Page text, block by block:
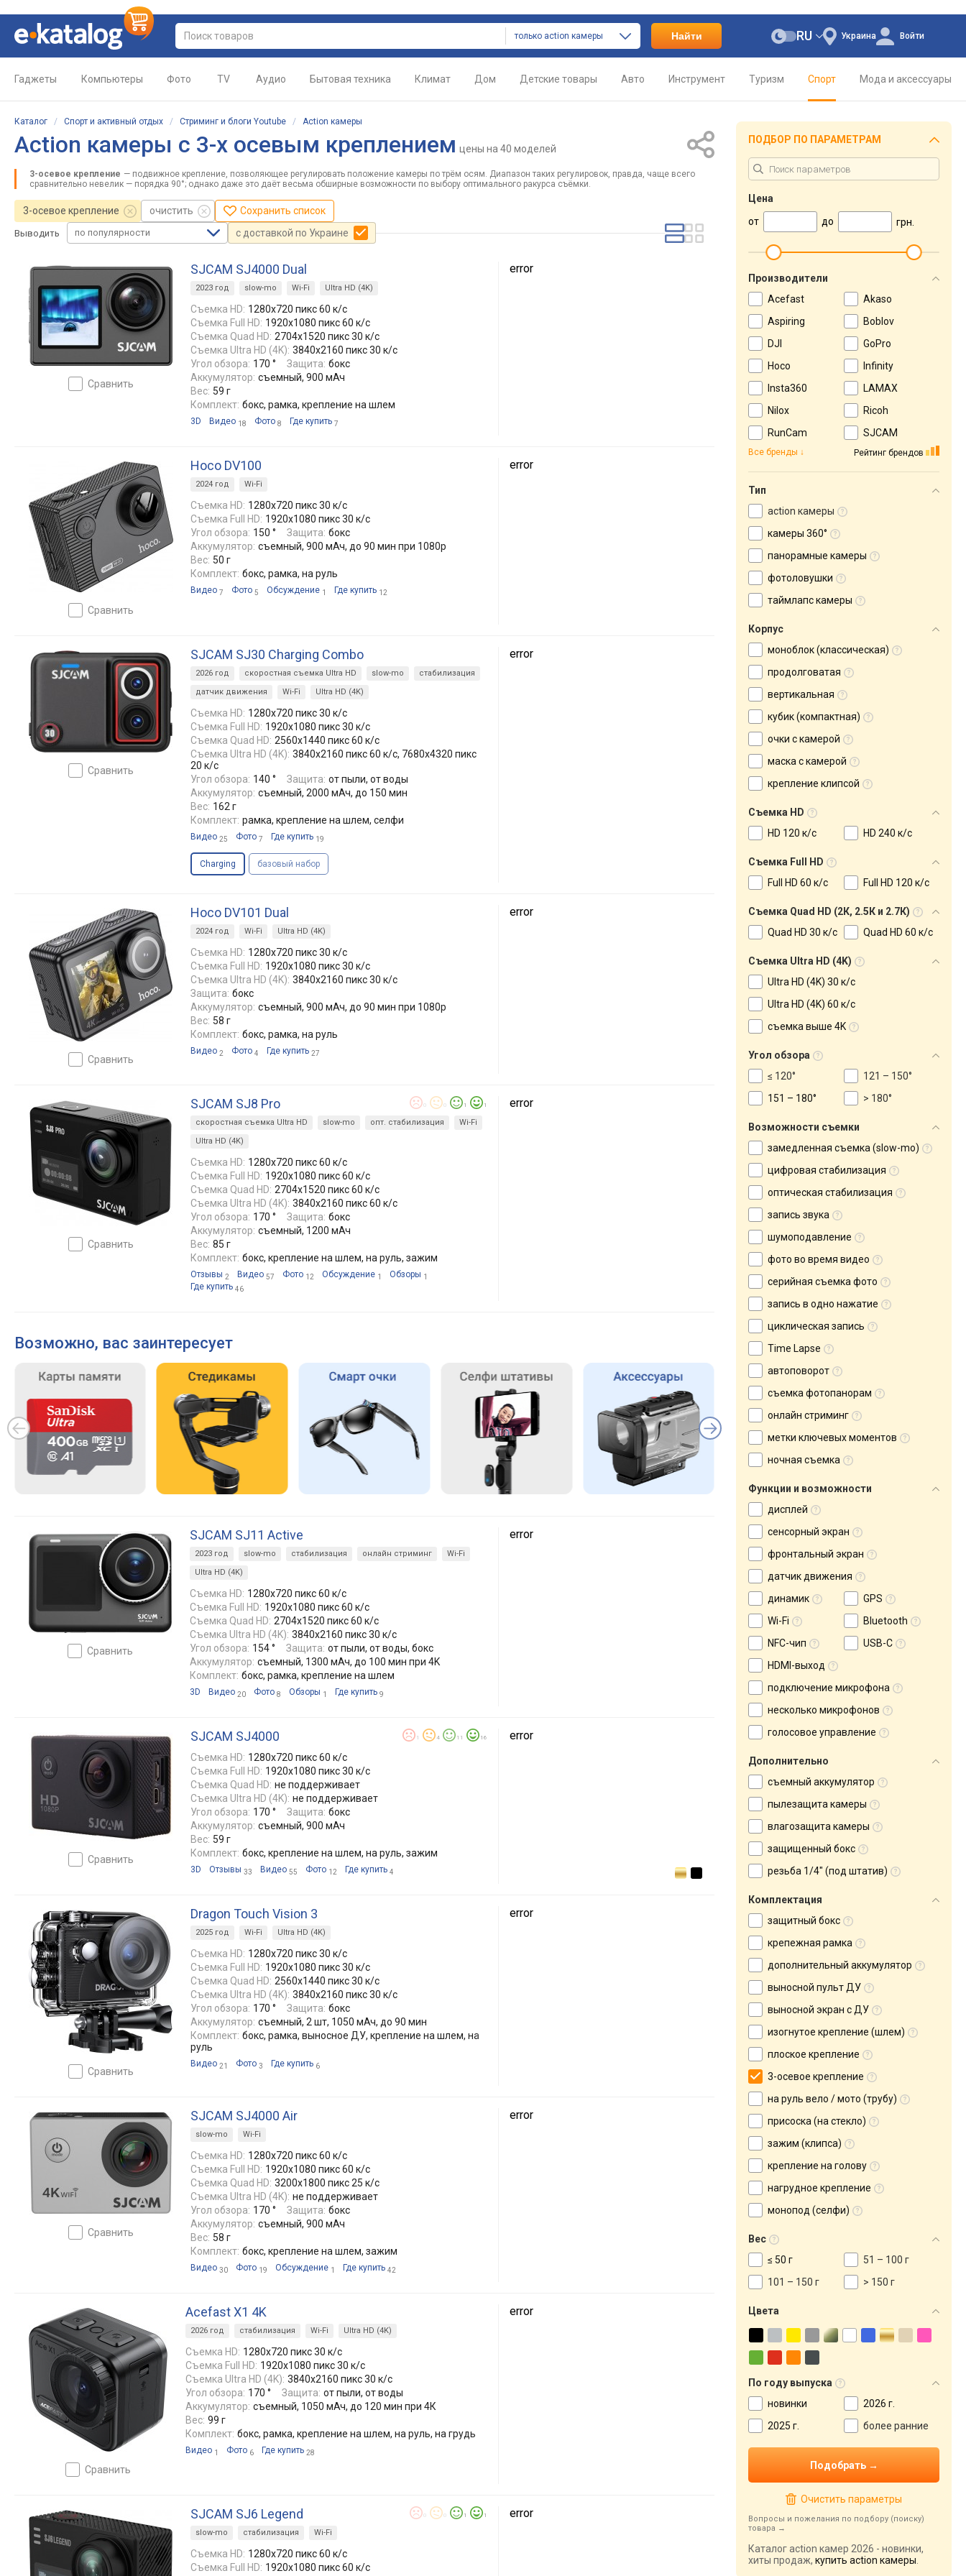
только action камеры Найти Украина
RU Войти
Гаджеты Компьютеры Фото TV Аудио Бытовая техника Климат Дом Детские товары Авто Инструмент Туризм Спорт Мода и аксессуары
Каталог / Спорт и активный отдых / Стриминг и блоги Youtube / Action камеры
Action камеры с 3-х осевым креплением цены на 40 моделей
3-осевое крепление — подвижное крепление, позволяющее регулировать положение камеры по трём осям. Диапазон таких регулировок, правда, чаще всего
сравнительно невелик — порядка 90°; однако даже это даёт весьма обширные возможности по выбору оптимального ракурса съёмки.
3-осевое крепление очистить Сохранить список
Выводить по популярности с доставкой по Украине
сравнить
SJCAM SJ4000 Dual
2023 год slow-mo Wi-Fi Ultra HD (4K)
Съемка HD: 1280x720 пикс 60 к/с
Съемка Full HD: 1920x1080 пикс 60 к/с
Съемка Quad HD: 2704x1520 пикс 30 к/с
Съемка Ultra HD (4K): 3840x2160 пикс 30 к/с
Угол обзора: 170 ° Защита: бокс
Аккумулятор: съемный, 900 мАч
Вес: 59 г
Комплект: бокс, рамка, крепление на шлем
3D Видео 18 Фото 8 Где купить 7
error
сравнить
Hoco DV100
2024 год Wi-Fi
Съемка HD: 1280x720 пикс 30 к/с
Съемка Full HD: 1920x1080 пикс 30 к/с
Угол обзора: 150 ° Защита: бокс
Аккумулятор: съемный, 900 мАч, до 90 мин при 1080р
Вес: 50 г
Комплект: бокс, рамка, на руль
Видео 7 Фото 5 Обсуждение 1 Где купить 12
error
сравнить
SJCAM SJ30 Charging Combo
2026 год скоростная съемка Ultra HD slow-mo
стабилизация
датчик движения
Wi-Fi Ultra HD (4K)
Съемка HD: 1280x720 пикс 30 к/с
Съемка Full HD: 1920x1080 пикс 30 к/с
Съемка Quad HD: 2560x1440 пикс 60 к/с
Съемка Ultra HD (4K): 3840x2160 пикс 60 к/с, 7680x4320 пикс
20 к/с
Угол обзора: 140 ° Защита: от пыли, от воды
Аккумулятор: съемный, 2000 мАч, до 150 мин
Вес: 162 г
Комплект: рамка, крепление на шлем, селфи
Видео 25 Фото 7 Где купить 19
Charging базовый набор
error
сравнить
Hoco DV101 Dual
2024 год Wi-Fi Ultra HD (4K)
Съемка HD: 1280x720 пикс 30 к/с
Съемка Full HD: 1920x1080 пикс 30 к/с
Съемка Ultra HD (4K): 3840x2160 пикс 30 к/с
Защита: бокс
Аккумулятор: съемный, 900 мАч, до 90 мин при 1080р
Вес: 58 г
Комплект: бокс, рамка, на руль
Видео 2 Фото 4 Где купить 27
error
сравнить
SJCAM SJ8 Pro 1 1
скоростная съемка Ultra HD slow-mo опт. стабилизация
Wi-Fi
Ultra HD (4K)
Съемка HD: 1280x720 пикс 60 к/с
Съемка Full HD: 1920x1080 пикс 60 к/с
Съемка Quad HD: 2704x1520 пикс 60 к/с
Съемка Ultra HD (4K): 3840x2160 пикс 60 к/с
Угол обзора: 170 ° Защита: бокс
Аккумулятор: съемный, 1200 мАч
Вес: 85 г
Комплект: бокс, крепление на шлем, на руль, зажим
Отзывы 2 Видео 57 Фото 12 Обсуждение 1 Обзоры 1
Где купить 46
error
Возможно, вас заинтересует
сравнить
SJCAM SJ11 Active
2023 год slow-mo стабилизация онлайн стриминг
Wi-Fi
Ultra HD (4K)
Съемка HD: 1280x720 пикс 60 к/с
Съемка Full HD: 1920x1080 пикс 60 к/с
Съемка Quad HD: 2704x1520 пикс 60 к/с
Съемка Ultra HD (4K): 3840x2160 пикс 30 к/с
Угол обзора: 154 ° Защита: от пыли, от воды, бокс
Аккумулятор: съемный, 1300 мАч, до 100 мин при 4K
Комплект: бокс, рамка, крепление на шлем
3D Видео 20 Фото 8 Обзоры 1 Где купить 9
error
сравнить
SJCAM SJ4000 1 4 11 16
Съемка HD: 1280x720 пикс 60 к/с
Съемка Full HD: 1920x1080 пикс 30 к/с
Съемка Quad HD: не поддерживает
Съемка Ultra HD (4K): не поддерживает
Угол обзора: 170 ° Защита: бокс
Аккумулятор: съемный, 900 мАч
Вес: 59 г
Комплект: бокс, крепление на шлем, на руль, зажим
3D Отзывы 33 Видео 55 Фото 12 Где купить 4
error
сравнить
Dragon Touch Vision 3
2025 год Wi-Fi Ultra HD (4K)
Съемка HD: 1280x720 пикс 30 к/с
Съемка Full HD: 1920x1080 пикс 30 к/с
Съемка Quad HD: 2560x1440 пикс 30 к/с
Съемка Ultra HD (4K): 3840x2160 пикс 30 к/с
Угол обзора: 170 ° Защита: бокс
Аккумулятор: съемный, 2 шт, 1050 мАч, до 90 мин
Комплект: бокс, рамка, выносное ДУ, крепление на шлем, на
руль
Видео 21 Фото 3 Где купить 6
error
сравнить
SJCAM SJ4000 Air
slow-mo Wi-Fi
Съемка HD: 1280x720 пикс 60 к/с
Съемка Full HD: 1920x1080 пикс 60 к/с
Съемка Quad HD: 3200x1800 пикс 25 к/с
Съемка Ultra HD (4K): не поддерживает
Угол обзора: 170 ° Защита: бокс
Аккумулятор: съемный, 900 мАч
Вес: 58 г
Комплект: бокс, крепление на шлем, зажим
Видео 30 Фото 19 Обсуждение 1 Где купить 42
error
сравнить
Acefast X1 4K
2026 год стабилизация Wi-Fi Ultra HD (4K)
Съемка HD: 1280x720 пикс 30 к/с
Съемка Full HD: 1920x1080 пикс 30 к/с
Съемка Ultra HD (4K): 3840x2160 пикс 30 к/с
Угол обзора: 170 ° Защита: от пыли, от воды
Аккумулятор: съемный, 1050 мАч, до 120 мин при 4К
Вес: 99 г
Комплект: бокс, рамка, крепление на шлем, на руль, на грудь
Видео 1 Фото 6 Где купить 28
error
SJCAM SJ6 Legend 1 1
slow-mo стабилизация Wi-Fi
Съемка HD: 1280x720 пикс 60 к/с
Съемка Full HD: 1920x1080 пикс 60 к/с
error
ПОДБОР ПО ПАРАМЕТРАМ
Цена
от
до грн.
Производители
Acefast
Akaso
Aspiring
Boblov
DJI
GoPro
Hoco
Infinity
Insta360
LAMAX
Nilox
Ricoh
RunCam
SJCAM
Рейтинг брендов
Все бренды
Тип
action камеры
камеры 360°
панорамные камеры
фотоловушки
таймлапс камеры
Корпус
моноблок (классическая)
продолговатая
вертикальная
кубик (компактная)
очки с камерой
маска с камерой
крепление клипсой
Съемка HD
HD 120 к/с
HD 240 к/с
Съемка Full HD
Full HD 60 к/с
Full HD 120 к/с
Съемка Quad HD (2К, 2.5К и 2.7К)
Quad HD 30 к/с
Quad HD 60 к/с
Съемка Ultra HD (4K)
Ultra HD (4K) 30 к/с
Ultra HD (4K) 60 к/с
съемка выше 4K
Угол обзора
≤ 120°
121 – 150°
151 – 180°
> 180°
Возможности съемки
замедленная съемка (slow-mo)
цифровая стабилизация
оптическая стабилизация
запись звука
шумоподавление
фото во время видео
серийная съемка фото
запись в одно нажатие
циклическая запись
Time Lapse
автоповорот
съемка фотопанорам
онлайн стриминг
метки ключевых моментов
ночная съемка
Функции и возможности
дисплей
сенсорный экран
фронтальный экран
датчик движения
динамик
GPS
Wi-Fi
Bluetooth
NFC-чип
USB-C
HDMI-выход
подключение микрофона
несколько микрофонов
голосовое управление
Дополнительно
съемный аккумулятор
пылезащита камеры
влагозащита камеры
защищенный бокс
резьба 1/4" (под штатив)
Комплектация
защитный бокс
крепежная рамка
дополнительный аккумулятор
выносной пульт ДУ
выносной экран с ДУ
изогнутое крепление (шлем)
плоское крепление
3-осевое крепление
на руль вело / мото (трубу)
присоска (на стекло)
зажим (клипса)
крепление на голову
нагрудное крепление
монопод (селфи)
Вес
≤ 50 г
51 – 100 г
101 – 150 г
> 150 г
Цвета
По году выпуска
новинки
2026 г.
2025 г.
более ранние
Очистить параметры
Вопросы и пожелания по подбору (поиску)
товара
Каталог action камер 2026 - новинки,
хиты продаж, купить action камеры